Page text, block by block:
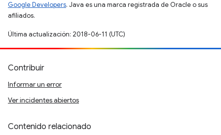
Google Developers. Java es una marca registrada de Oracle o sus
afiliados.
Última actualización: 2018-06-11 (UTC)
Contribuir
Informar un error
Ver incidentes abiertos
Contenido relacionado